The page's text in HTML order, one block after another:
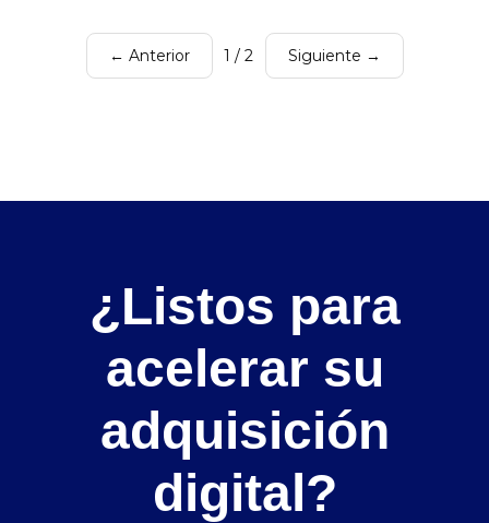
← Anterior 1 / 2 Siguiente →
¿Listos para
acelerar su
adquisición
digital?